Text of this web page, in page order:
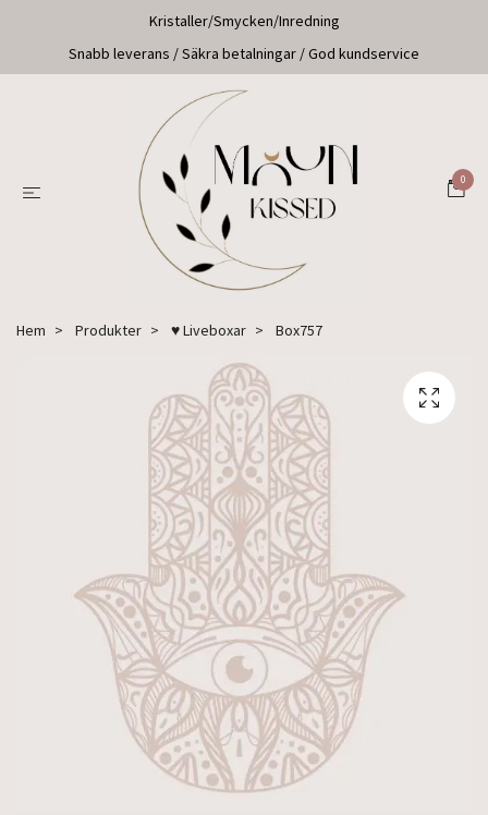
Kristaller/Smycken/Inredning
Snabb leverans / Säkra betalningar / God kundservice
0
Hem Produkter ♥ Liveboxar Box757